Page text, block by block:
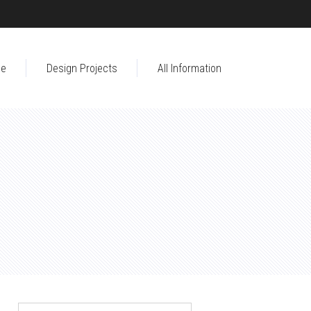
Design Projects All Information